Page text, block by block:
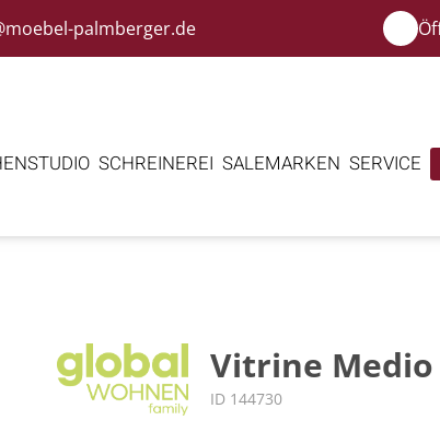
palmberger.de
SCHREINEREI SALEMARKEN SERVICE
Vitrine
ID 144730